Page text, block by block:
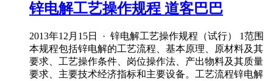
锌电解工艺操作规程 道客巴巴
2013年12月15日 · 锌电解工艺操作规程（试行） 1范围
本规程包括锌电解的工艺流程、基本原理、原材料及其
要求、工艺操作条件、岗位操作法、产出物料及其质量
要求、主要技术经济指标和主要设备。工艺流程锌电解